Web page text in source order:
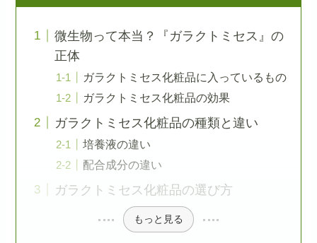
微生物って本当？『ガラクトミセス』の
正体
ガラクトミセス化粧品に入っているもの
ガラクトミセス化粧品の効果
ガラクトミセス化粧品の種類と違い
培養液の違い
配合成分の違い
ガラクトミセス化粧品の選び方
もっと見る